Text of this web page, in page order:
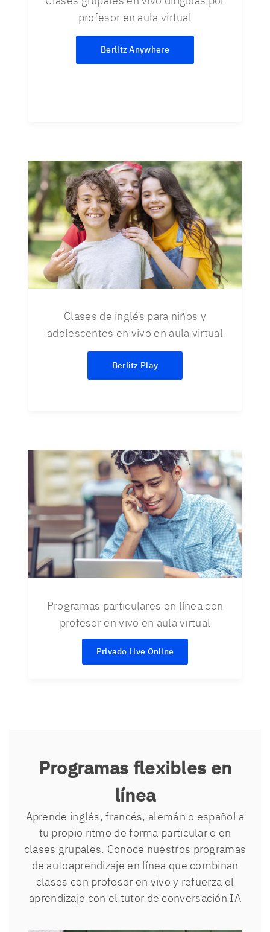
profesor en aula virtual
Berlitz Anywhere
Clases de inglés para niños y
adolescentes en vivo en aula virtual
Berlitz Play
Programas particulares en línea con
profesor en vivo en aula virtual
Privado Live Online
Programas flexibles en
línea
Aprende inglés, francés, alemán o español a
tu propio ritmo de forma particular o en
clases grupales. Conoce nuestros programas
de autoaprendizaje en línea que combinan
clases con profesor en vivo y refuerza el
aprendizaje con el tutor de conversación IA